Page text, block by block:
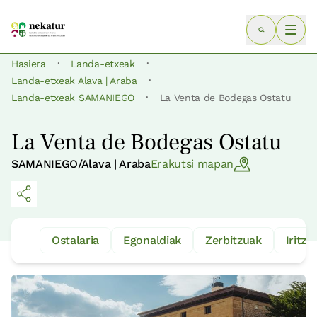
Hasiera · Landa-etxeak ·
Landa-etxeak Alava | Araba ·
Landa-etxeak SAMANIEGO · La Venta de Bodegas Ostatu
La Venta de Bodegas Ostatu
SAMANIEGO/Alava | ArabaErakutsi mapan
Ostalaria Egonaldiak Zerbitzuak